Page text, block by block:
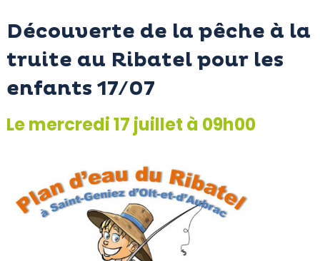
Découverte de la pêche à la
truite au Ribatel pour les
enfants 17/07
Le mercredi 17 juillet à 09h00